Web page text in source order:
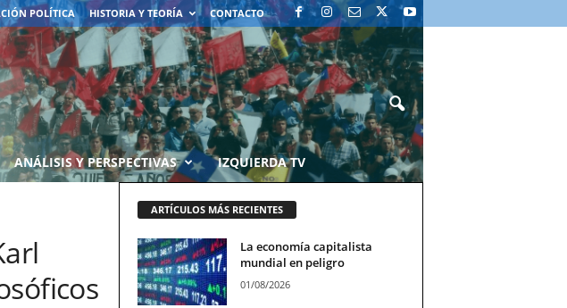
POLÍTICA HISTORIA Y TEORÍA CONTACTO
ANÁLISIS Y PERSPECTIVAS IZQUIERDA TV
ARTÍCULOS MÁS RECIENTES
La economía capitalista
mundial en peligro
01/08/2026